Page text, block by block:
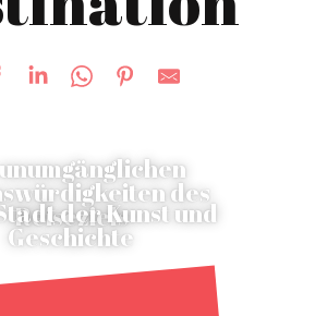
des
Reiseziels
der Kunst und
Geschichte